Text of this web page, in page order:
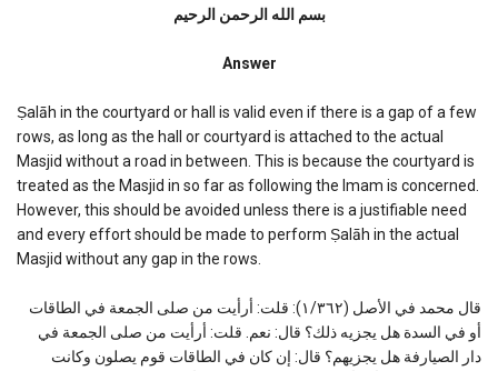
بسم الله الرحمن الرحیم
Answer
Ṣalāh in the courtyard or hall is valid even if there is a gap of a few
rows, as long as the hall or courtyard is attached to the actual
Masjid without a road in between. This is because the courtyard is
treated as the Masjid in so far as following the Imam is concerned.
However, this should be avoided unless there is a justifiable need
and every effort should be made to perform Ṣalāh in the actual
Masjid without any gap in the rows.
قال محمد في الأصل (١/٣٦٢): قلت: أرأيت من صلى الجمعة في الطاقات
أو في السدة هل يجزيه ذلك؟ قال: نعم. قلت: أرأيت من صلى الجمعة في
دار الصيارفة هل يجزيهم؟ قال: إن كان في الطاقات قوم يصلون وكانت